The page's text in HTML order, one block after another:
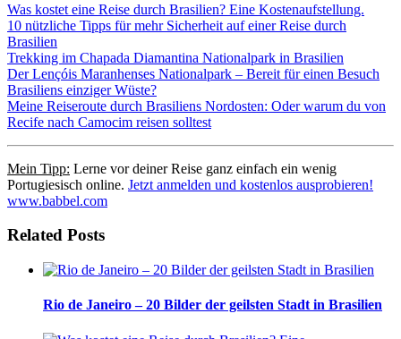
Was kostet eine Reise durch Brasilien? Eine Kostenaufstellung.
10 nützliche Tipps für mehr Sicherheit auf einer Reise durch
Brasilien
Trekking im Chapada Diamantina Nationalpark in Brasilien
Der Lençóis Maranhenses Nationalpark – Bereit für einen Besuch
Brasiliens einziger Wüste?
Meine Reiseroute durch Brasiliens Nordosten: Oder warum du von
Recife nach Camocim reisen solltest
Mein Tipp: Lerne vor deiner Reise ganz einfach ein wenig
Portugiesisch online. Jetzt anmelden und kostenlos ausprobieren!
www.babbel.com
Related Posts
Rio de Janeiro – 20 Bilder der geilsten Stadt in Brasilien